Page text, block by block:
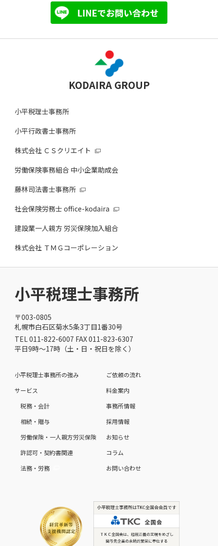
KODAIRA GROUP
小平税理士事務所
小平行政書士事務所
株式会社 ＣＳクリエイト
労働保険事務組合 中小企業助成会
藤林司法書士事務所
社会保険労務士 office-kodaira
建設業一人親方 労災保険加入組合
株式会社 ＴＭＧコーポレーション
小平税理士事務所
〒003-0805
札幌市白石区菊水5条3丁目1番30号
TEL 011-822-6007 FAX 011-823-6307
平日9時～17時（土・日・祝日を除く）
小平税理士事務所の強み
サービス
税務・会計
相続・贈与
労働保険・一人親方労災保険
許認可・契約書関連
法務・労務
ご依頼の流れ
料金案内
事務所情報
採用情報
お知らせ
コラム
お問い合わせ